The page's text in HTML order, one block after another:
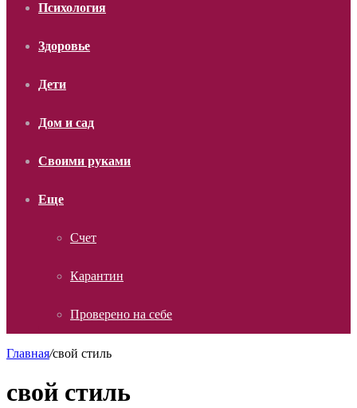
Психология
Здоровье
Дети
Дом и сад
Своими руками
Еще
Счет
Карантин
Проверено на себе
Главная/свой стиль
свой стиль